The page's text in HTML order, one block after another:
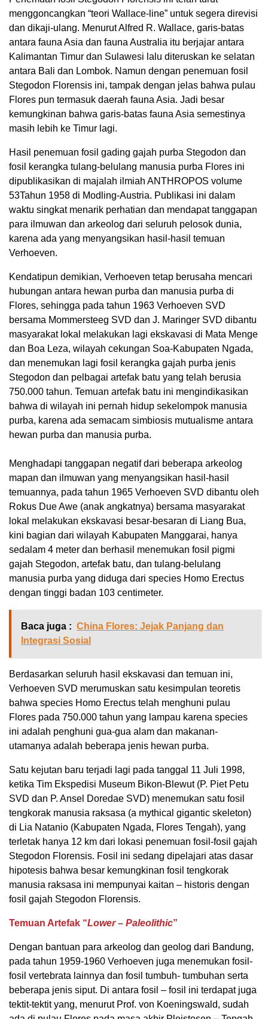
menggoncangkan “teori Wallace-line” untuk segera direvisi
dan dikaji-ulang. Menurut Alfred R. Wallace, garis-batas
antara fauna Asia dan fauna Australia itu berjajar antara
Kalimantan Timur dan Sulawesi lalu diteruskan ke selatan
antara Bali dan Lombok. Namun dengan penemuan fosil
Stegodon Florensis ini, tampak dengan jelas bahwa pulau
Flores pun termasuk daerah fauna Asia. Jadi besar
kemungkinan bahwa garis-batas fauna Asia semestinya
masih lebih ke Timur lagi.
Hasil penemuan fosil gading gajah purba Stegodon dan
fosil kerangka tulang-belulang manusia purba Flores ini
dipublikasikan di majalah ilmiah ANTHROPOS volume
53Tahun 1958 di Modling-Austria. Publikasi ini dalam
waktu singkat menarik perhatian dan mendapat tanggapan
para ilmuwan dan arkeolog dari seluruh pelosok dunia,
karena ada yang menyangsikan hasil-hasil temuan
Verhoeven.
Kendatipun demikian, Verhoeven tetap berusaha mencari
hubungan antara hewan purba dan manusia purba di
Flores, sehingga pada tahun 1963 Verhoeven SVD
bersama Mommersteeg SVD dan J. Maringer SVD dibantu
masyarakat lokal melakukan lagi ekskavasi di Mata Menge
dan Boa Leza, wilayah cekungan Soa-Kabupaten Ngada,
dan menemukan lagi fosil kerangka gajah purba jenis
Stegodon dan pelbagai artefak batu yang telah berusia
750.000 tahun. Temuan artefak batu ini mengindikasikan
bahwa di wilayah ini pernah hidup sekelompok manusia
purba, karena ada semacam simbiosis mutualisme antara
hewan purba dan manusia purba.
Menghadapi tanggapan negatif dari beberapa arkeolog
mapan dan ilmuwan yang menyangsikan hasil-hasil
temuannya, pada tahun 1965 Verhoeven SVD dibantu oleh
Rokus Due Awe (anak angkatnya) bersama masyarakat
lokal melakukan ekskavasi besar-besaran di Liang Bua,
kini bagian dari wilayah Kabupaten Manggarai, hanya
sedalam 4 meter dan berhasil menemukan fosil pigmi
gajah Stegodon, artefak batu, dan tulang-belulang
manusia purba yang diduga dari species Homo Erectus
dengan tinggi badan 103 centimeter.
Baca juga : China Flores: Jejak Panjang dan
Integrasi Sosial
Berdasarkan seluruh hasil ekskavasi dan temuan ini,
Verhoeven SVD merumuskan satu kesimpulan teoretis
bahwa species Homo Erectus telah menghuni pulau
Flores pada 750.000 tahun yang lampau karena species
ini adalah penghuni gua-gua alam dan makanan-
utamanya adalah beberapa jenis hewan purba.
Satu kejutan baru terjadi lagi pada tanggal 11 Juli 1998,
ketika Tim Ekspedisi Museum Bikon-Blewut (P. Piet Petu
SVD dan P. Ansel Doredae SVD) menemukan satu fosil
tengkorak manusia raksasa (a mythical gigantic skeleton)
di Lia Natanio (Kabupaten Ngada, Flores Tengah), yang
terletak hanya 12 km dari lokasi penemuan fosil-fosil gajah
Stegodon Florensis. Fosil ini sedang dipelajari atas dasar
hipotesis bahwa besar kemungkinan fosil tengkorak
manusia raksasa ini mempunyai kaitan – historis dengan
fosil gajah Stegodon Florensis.
Temuan Artefak “Lower – Paleolithic”
Dengan bantuan para arkeolog dan geolog dari Bandung,
pada tahun 1959-1960 Verhoeven juga menemukan fosil-
fosil vertebrata lainnya dan fosil tumbuh- tumbuhan serta
beberapa jenis siput. Di antara fosil – fosil ini terdapat juga
tektit-tektit yang, menurut Prof. von Koeningswald, sudah